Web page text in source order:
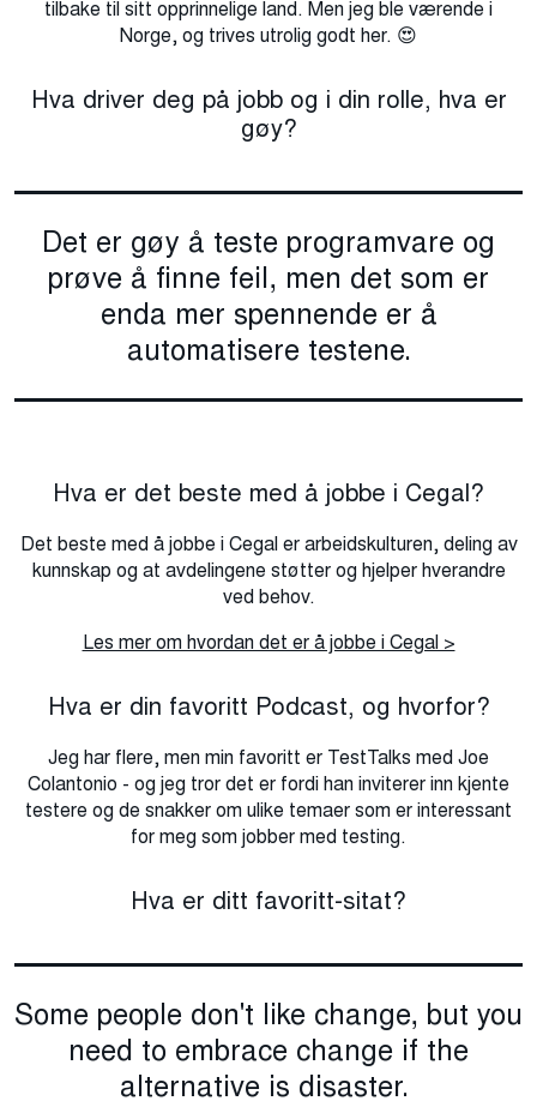
tilbake til sitt opprinnelige land. Men jeg ble værende i
Norge, og trives utrolig godt her. 😍
Hva driver deg på jobb og i din rolle, hva er
gøy?
Det er gøy å teste programvare og
prøve å finne feil, men det som er
enda mer spennende er å
automatisere testene.
Hva er det beste med å jobbe i Cegal?
Det beste med å jobbe i Cegal er arbeidskulturen, deling av
kunnskap og at avdelingene støtter og hjelper hverandre
ved behov.
Les mer om hvordan det er å jobbe i Cegal >
Hva er din favoritt Podcast, og hvorfor?
Jeg har flere, men min favoritt er TestTalks med Joe
Colantonio - og jeg tror det er fordi han inviterer inn kjente
testere og de snakker om ulike temaer som er interessant
for meg som jobber med testing.
Hva er ditt favoritt-sitat?
Some people don't like change, but you
need to embrace change if the
alternative is disaster.